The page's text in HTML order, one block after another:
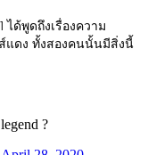
ได้พูดถึงเรื่องความ
แดง ทั้งสองคนนั้นมีสิ่งนี้
?